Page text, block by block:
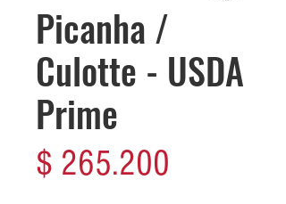
Picanha /
Culotte - USDA
Prime
$ 265.200